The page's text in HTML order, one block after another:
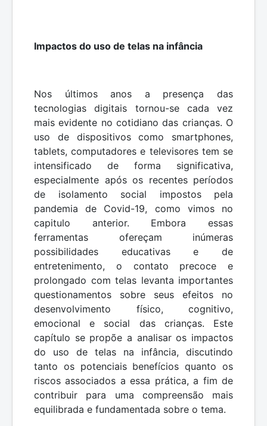
Impactos do uso de telas na infância
Nos últimos anos a presença das
tecnologias digitais tornou-se cada vez
mais evidente no cotidiano das crianças. O
uso de dispositivos como smartphones,
tablets, computadores e televisores tem se
intensificado de forma significativa,
especialmente após os recentes períodos
de isolamento social impostos pela
pandemia de Covid-19, como vimos no
capitulo anterior. Embora essas
ferramentas ofereçam inúmeras
possibilidades educativas e de
entretenimento, o contato precoce e
prolongado com telas levanta importantes
questionamentos sobre seus efeitos no
desenvolvimento físico, cognitivo,
emocional e social das crianças. Este
capítulo se propõe a analisar os impactos
do uso de telas na infância, discutindo
tanto os potenciais benefícios quanto os
riscos associados a essa prática, a fim de
contribuir para uma compreensão mais
equilibrada e fundamentada sobre o tema.